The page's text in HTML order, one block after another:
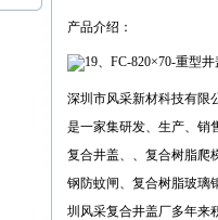
产品介绍：
深圳市风采新材科技有限
是一家集研发、生产、销
复合井盖、、复合树脂爬
钢防蚊闸、复合树脂玻璃
圳风采复合井盖厂多年来